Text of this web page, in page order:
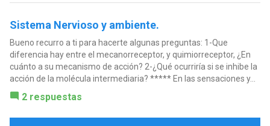
Sistema Nervioso y ambiente.
Bueno recurro a ti para hacerte algunas preguntas: 1-Que
diferencia hay entre el mecanorreceptor, y quimiorreceptor, ¿En
cuánto a su mecanismo de acción? 2-¿Qué ocurriría si se inhibe la
acción de la molécula intermediaria? ***** En las sensaciones y...
2 respuestas